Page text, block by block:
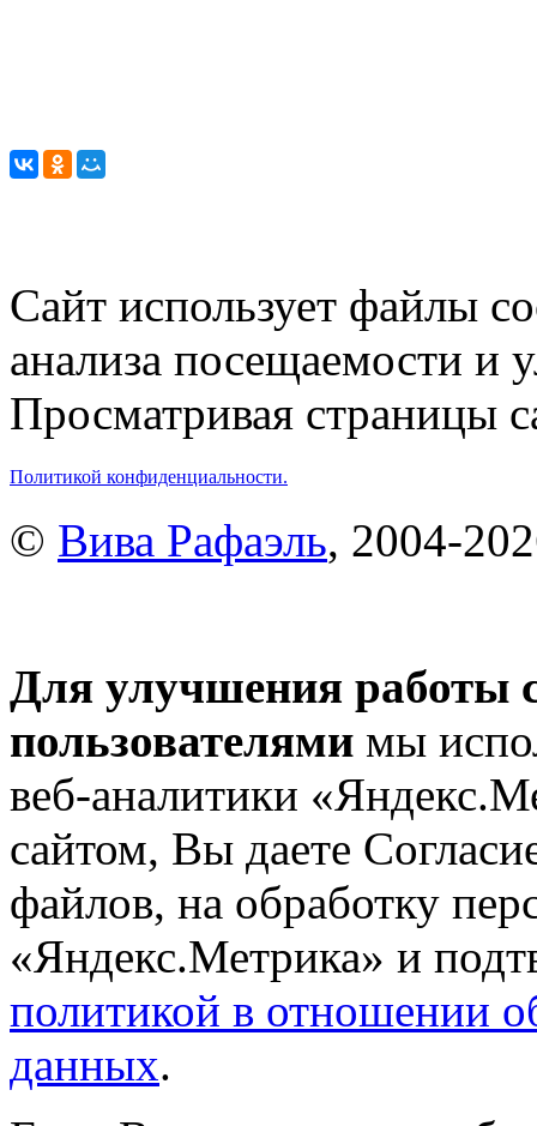
Сайт использует файлы
анализа посещаемости и
Просматривая страницы
Политикой конфиденциальности.
© Вива Рафаэль, 2004-
Для улучшения работы
пользователями мы
веб-аналитики
сайтом, Вы даете
файлов, на обработку
«Яндекс.Метрика» и
политикой в отношении
данных.